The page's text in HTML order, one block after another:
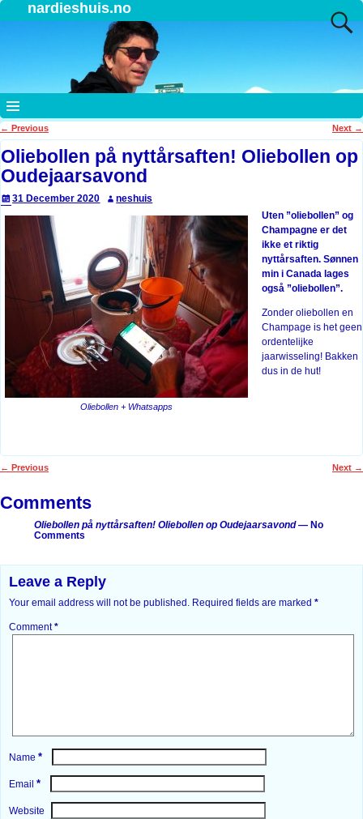
nardieshuis.no
Post navigation
← Previous Next →
Oliebollen på nyttårsaften! Oliebollen op
Oudejaarsavond
31 December 2020 neshuis
Oliebollen + Whatsapps
Uten ”oliebollen” og
Champagne er det
ikke et riktig
nyttårsaften. Sønnen
min i Canada lages
også ”oliebollen”.
Zonder oliebollen en
Champage is het geen
ordentelijke
jaarwisseling! Bakken
dus in de hut!
← Previous Next →
Comments
Oliebollen på nyttårsaften! Oliebollen op Oudejaarsavond— No
Comments
Leave a Reply
Your email address will not be published. Required fields are marked *
Comment*
Name *
Email *
Website